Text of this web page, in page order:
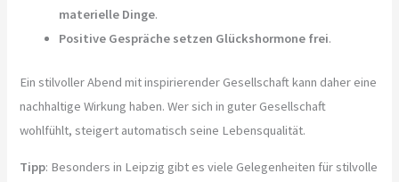
materielle Dinge.
Positive Gespräche setzen Glückshormone frei.
Ein stilvoller Abend mit inspirierender Gesellschaft kann daher eine
nachhaltige Wirkung haben. Wer sich in guter Gesellschaft
wohlfühlt, steigert automatisch seine Lebensqualität.
Tipp: Besonders in Leipzig gibt es viele Gelegenheiten für stilvolle